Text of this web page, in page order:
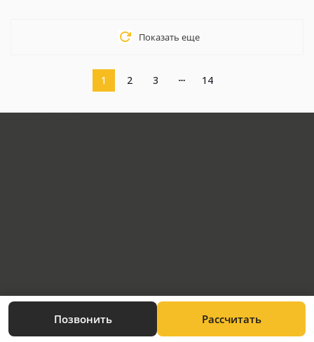
Показать еще
1 2 3 14
Позвонить Рассчитать